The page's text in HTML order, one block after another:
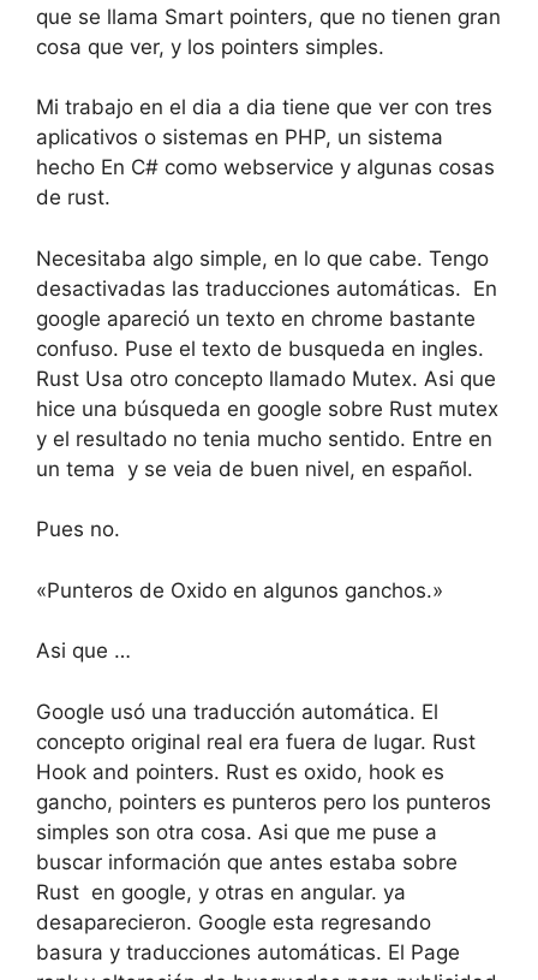
que se llama Smart pointers, que no tienen gran
cosa que ver, y los pointers simples.
Mi trabajo en el dia a dia tiene que ver con tres
aplicativos o sistemas en PHP, un sistema
hecho En C# como webservice y algunas cosas
de rust.
Necesitaba algo simple, en lo que cabe. Tengo
desactivadas las traducciones automáticas. En
google apareció un texto en chrome bastante
confuso. Puse el texto de busqueda en ingles.
Rust Usa otro concepto llamado Mutex. Asi que
hice una búsqueda en google sobre Rust mutex
y el resultado no tenia mucho sentido. Entre en
un tema y se veia de buen nivel, en español.
Pues no.
«Punteros de Oxido en algunos ganchos.»
Asi que …
Google usó una traducción automática. El
concepto original real era fuera de lugar. Rust
Hook and pointers. Rust es oxido, hook es
gancho, pointers es punteros pero los punteros
simples son otra cosa. Asi que me puse a
buscar información que antes estaba sobre
Rust en google, y otras en angular. ya
desaparecieron. Google esta regresando
basura y traducciones automáticas. El Page